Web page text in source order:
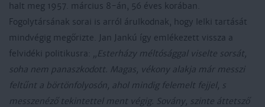
halt meg 1957. március 8-án, 56 éves korában.
Fogolytársának sorai is arról árulkodnak, hogy lelki tartását
mindvégig megőrizte. Jan Jankú így emlékezett vissza a
felvidéki politikusra:
„Esterházy méltósággal viselte sorsát,
soha nem panaszkodott. Magas, vékony alakja már messzi
feltűnt a börtönfolyosón, ahol mindig felemelt fejjel, s
messzenéző tekintettel ment végig. Sovány, szinte áttetsző